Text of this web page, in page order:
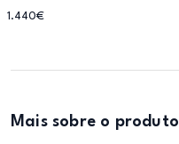
1.440€
Mais sobre o produto